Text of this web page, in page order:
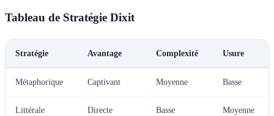
Tableau de Stratégie Dixit
Stratégie Avantage Complexité Usure
Métaphorique Captivant Moyenne Basse
Littérale Directe Basse Moyenne